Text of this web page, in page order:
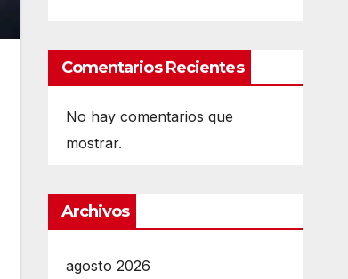
Comentarios Recientes
No hay comentarios que
mostrar.
Archivos
agosto 2026